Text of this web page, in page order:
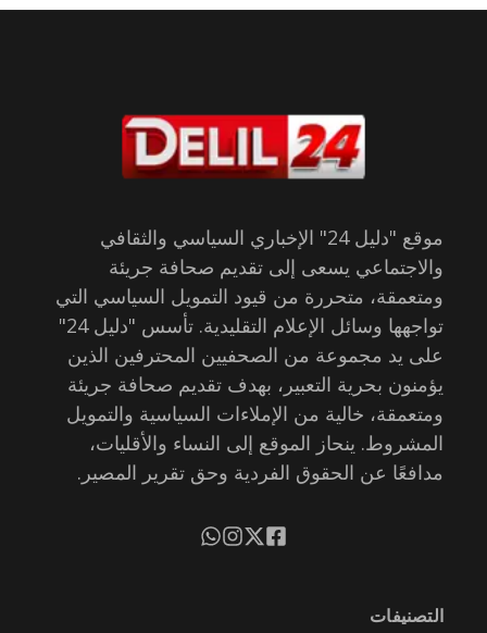
موقع "دليل 24" الإخباري السياسي والثقافي
والاجتماعي يسعى إلى تقديم صحافة جريئة
ومتعمقة، متحررة من قيود التمويل السياسي التي
تواجهها وسائل الإعلام التقليدية. تأسس "دليل 24"
على يد مجموعة من الصحفيين المحترفين الذين
يؤمنون بحرية التعبير، بهدف تقديم صحافة جريئة
ومتعمقة، خالية من الإملاءات السياسية والتمويل
المشروط. ينحاز الموقع إلى النساء والأقليات،
مدافعًا عن الحقوق الفردية وحق تقرير المصير.
التصنيفات